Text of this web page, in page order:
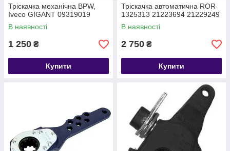
Тріскачка механічна BPW,
Iveco GIGANT 09319019
В наявності
1 250 ₴
Купити
Тріскачка автоматична ROR
1325313 21223694 21229249
В наявності
2 750 ₴
Купити